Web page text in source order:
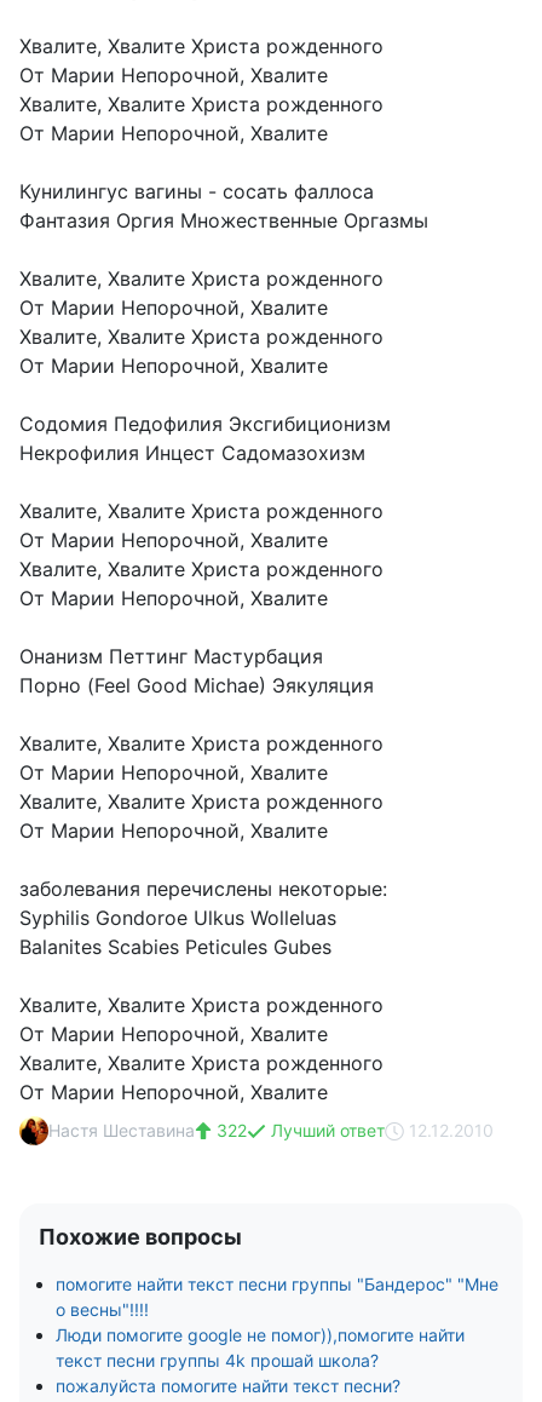
Хвалите, Хвалите Христа рожденного
От Марии Непорочной, Хвалите
Хвалите, Хвалите Христа рожденного
От Марии Непорочной, Хвалите
Кунилингус вагины - сосать фаллоса
Фантазия Оргия Множественные Оргазмы
Хвалите, Хвалите Христа рожденного
От Марии Непорочной, Хвалите
Хвалите, Хвалите Христа рожденного
От Марии Непорочной, Хвалите
Содомия Педофилия Эксгибиционизм
Некрофилия Инцест Садомазохизм
Хвалите, Хвалите Христа рожденного
От Марии Непорочной, Хвалите
Хвалите, Хвалите Христа рожденного
От Марии Непорочной, Хвалите
Онанизм Петтинг Мастурбация
Порно (Feel Good Michae) Эякуляция
Хвалите, Хвалите Христа рожденного
От Марии Непорочной, Хвалите
Хвалите, Хвалите Христа рожденного
От Марии Непорочной, Хвалите
заболевания перечислены некоторые:
Syphilis Gondoroe Ulkus Wolleluas
Balanites Scabies Peticules Gubes
Хвалите, Хвалите Христа рожденного
От Марии Непорочной, Хвалите
Хвалите, Хвалите Христа рожденного
От Марии Непорочной, Хвалите
Настя Шеставина 322 Лучший ответ 12.12.2010
Похожие вопросы
помогите найти текст песни группы "Бандерос" "Мне
о весны"!!!!
Люди помогите google не помог)),помогите найти
текст песни группы 4k прошай школа?
пожалуйста помогите найти текст песни?